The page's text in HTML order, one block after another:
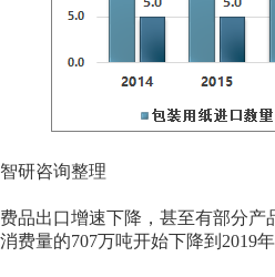
研咨询整理
品出口增速下降，甚至有部分
费量的707万吨开始下降到2019